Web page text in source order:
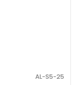
AL-S5-25